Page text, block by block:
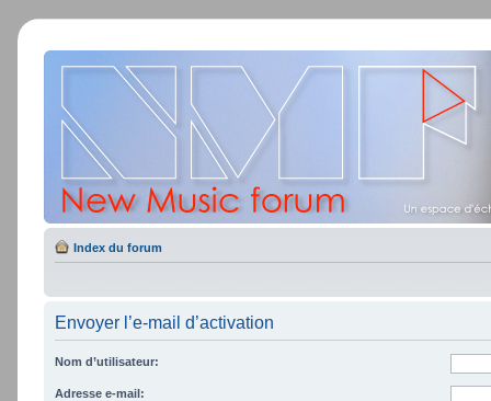
Index du forum
Envoyer l’e-mail d’activation
Nom d’utilisateur:
Adresse e-mail: